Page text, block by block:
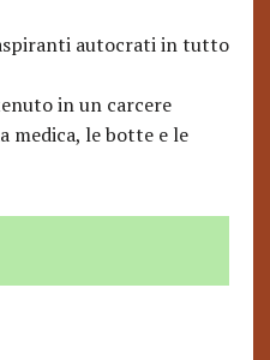
autocrati in tutto
in un carcere
medica, le botte e le